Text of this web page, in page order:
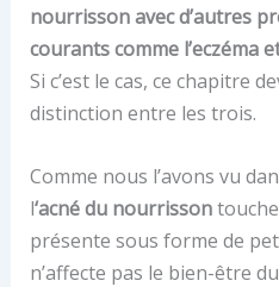
nourrisson avec d’autres
courants comme l’eczéma
Si c’est le cas, ce chapitre
distinction entre les trois.
Comme nous l’avons vu
l‘acné du nourrissontouche
présente sous forme de
n’affecte pas le bien-être